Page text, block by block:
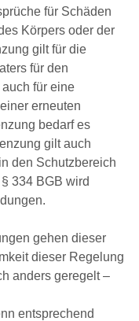
für Schäden
Körpers oder der
gilt für die
für den
für eine
erneuten
bedarf es
gilt auch
den Schutzbereich
334 BGB wird
gehen dieser
dieser Regelung
anders geregelt –
entsprechend